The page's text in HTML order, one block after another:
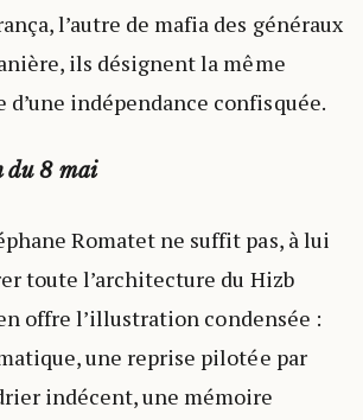
l’autre de mafia des généraux
ils désignent la même
indépendance confisquée.
du 8 mai
Romatet ne suffit pas, à lui
toute l’architecture du Hizb
offre l’illustration condensée :
une reprise pilotée par
indécent, une mémoire